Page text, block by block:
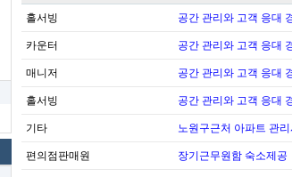
홀서빙 공간 관리와 고객 응대
카운터 공간 관리와 고객 응대
매니저 공간 관리와 고객 응대
홀서빙 공간 관리와 고객 응대
기타 노원구근처 아파트 관
편의점판매원 장기근무원함 숙소제공